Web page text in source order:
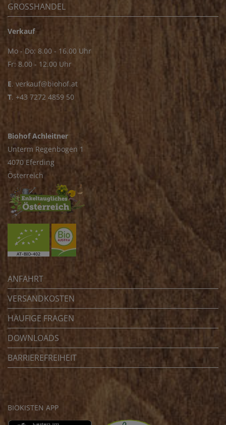
GROSSHANDEL
Verkauf
Mo - Do: 8.00 - 16.00 Uhr
Fr: 8.00 - 12.00 Uhr
E. verkauf@biohof.at
T. +43 7272 4859 50
Biohof Achleitner
Unterm Regenbogen 1
4070 Eferding
Österreich
ANFAHRT
VERSANDKOSTEN
HÄUFIGE FRAGEN
DOWNLOADS
BARRIEREFREIHEIT
BIOKISTEN APP